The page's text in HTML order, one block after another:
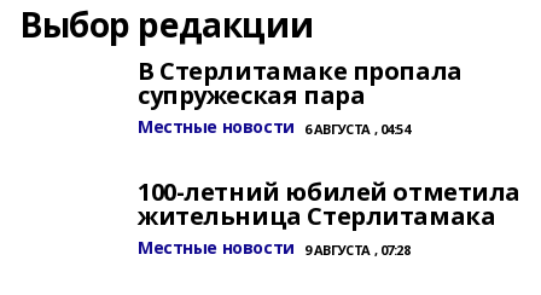
Выбор редакции
В Стерлитамаке пропала
супружеская пара
Местные новости 6 АВГУСТА , 04:54
100-летний юбилей отметила
жительница Стерлитамака
Местные новости 9 АВГУСТА , 07:28